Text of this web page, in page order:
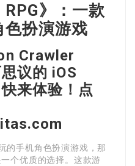
》：一款
扮演游戏
Crawler
议的 iOS
来体验！点
的手机角色扮演游戏，那
个优质的选择。这款游